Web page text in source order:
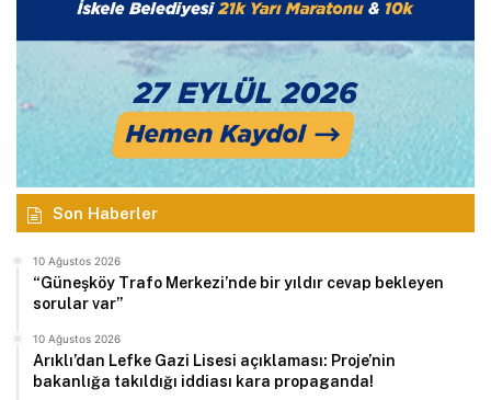
Son Haberler
10 Ağustos 2026
“Güneşköy Trafo Merkezi’nde bir yıldır cevap bekleyen
sorular var”
10 Ağustos 2026
Arıklı’dan Lefke Gazi Lisesi açıklaması: Proje’nin
bakanlığa takıldığı iddiası kara propaganda!